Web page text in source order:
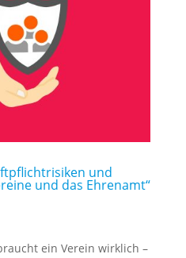
und
und das Ehrenamt“
ein Verein wirklich –